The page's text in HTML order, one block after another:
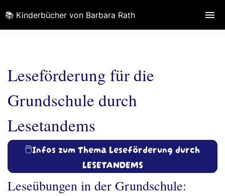
Leseförderung für die
Grundschule durch
Lesetandems
🖱️Infos zum Thema Leseförderung durch
LESETANDEMS
Leseübungen in der Grundschule:
📚 Kinderbücher von Barbara Rath